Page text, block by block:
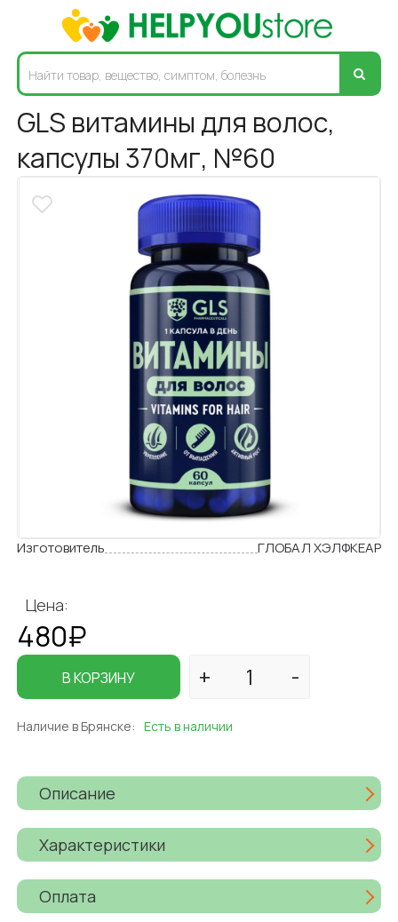
GLS витамины для волос,
капсулы 370мг, №60
Изготовитель ГЛОБАЛ ХЭЛФКЕАР
Цена:
480₽
В КОРЗИНУ
Наличие в Брянске: Есть в наличии
Описание
Характеристики
Оплата